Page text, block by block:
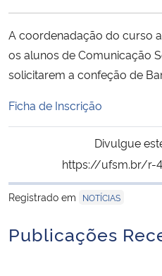
Ministério da Ciência, Tecnologia,
Ministério do Desenvolvimento Regional
Ministério da Mulher, da Família e dos
A coordenadação do curso
os alunos de Comunicação
solicitarem a confeção de
Ficha de Inscrição
Divulgue
https://ufsm.br/r-
Registrado em
NOTÍCIAS
Publicações